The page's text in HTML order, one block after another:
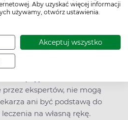
Aby uzyskać więcej informacji
używamy, otwórz ustawienia.
Akceptuj wszystko
Apteline
ale znajdziesz także bogatą
i profilaktyce chorób.
do kompleksowego
przez ekspertów, nie mogą
ani być podstawą do
na własną rękę.